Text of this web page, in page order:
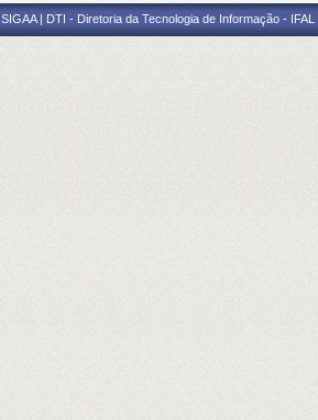
SIGAA | DTI - Diretoria da Tecnologia de Informação -